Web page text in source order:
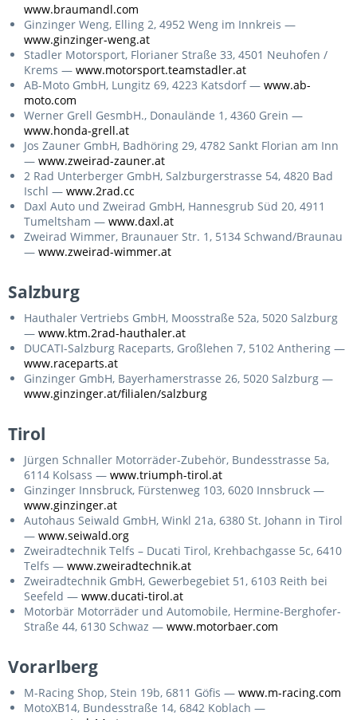
www.braumandl.com
Ginzinger Weng, Elling 2, 4952 Weng im Innkreis —
www.ginzinger-weng.at
Stadler Motorsport, Florianer Straße 33, 4501 Neuhofen /
Krems — www.motorsport.teamstadler.at
AB-Moto GmbH, Lungitz 69, 4223 Katsdorf — www.ab-
moto.com
Werner Grell GesmbH., Donaulände 1, 4360 Grein —
www.honda-grell.at
Jos Zauner GmbH, Badhöring 29, 4782 Sankt Florian am Inn
— www.zweirad-zauner.at
2 Rad Unterberger GmbH, Salzburgerstrasse 54, 4820 Bad
Ischl — www.2rad.cc
Daxl Auto und Zweirad GmbH, Hannesgrub Süd 20, 4911
Tumeltsham — www.daxl.at
Zweirad Wimmer, Braunauer Str. 1, 5134 Schwand/Braunau
— www.zweirad-wimmer.at
Salzburg
Hauthaler Vertriebs GmbH, Moosstraße 52a, 5020 Salzburg
— www.ktm.2rad-hauthaler.at
DUCATI-Salzburg Raceparts, Großlehen 7, 5102 Anthering —
www.raceparts.at
Ginzinger GmbH, Bayerhamerstrasse 26, 5020 Salzburg —
www.ginzinger.at/filialen/salzburg
Tirol
Jürgen Schnaller Motorräder-Zubehör, Bundesstrasse 5a,
6114 Kolsass — www.triumph-tirol.at
Ginzinger Innsbruck, Fürstenweg 103, 6020 Innsbruck —
www.ginzinger.at
Autohaus Seiwald GmbH, Winkl 21a, 6380 St. Johann in Tirol
— www.seiwald.org
Zweiradtechnik Telfs – Ducati Tirol, Krehbachgasse 5c, 6410
Telfs — www.zweiradtechnik.at
Zweiradtechnik GmbH, Gewerbegebiet 51, 6103 Reith bei
Seefeld — www.ducati-tirol.at
Motorbär Motorräder und Automobile, Hermine-Berghofer-
Straße 44, 6130 Schwaz — www.motorbaer.com
Vorarlberg
M-Racing Shop, Stein 19b, 6811 Göfis — www.m-racing.com
MotoXB14, Bundesstraße 14, 6842 Koblach —